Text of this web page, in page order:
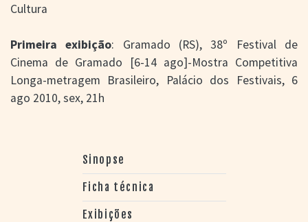
Cultura
Primeira exibição: Gramado (RS), 38º Festival de
Cinema de Gramado [6-14 ago]-Mostra Competitiva
Longa-metragem Brasileiro, Palácio dos Festivais, 6
ago 2010, sex, 21h
Sinopse
Ficha técnica
Exibições